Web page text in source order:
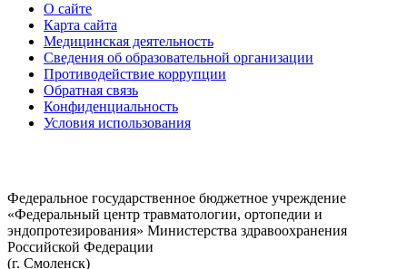
О сайте
Карта сайта
Медицинская деятельность
Сведения об образовательной организации
Противодействие коррупции
Обратная связь
Конфиденциальность
Условия использования
Федеральное государственное бюджетное учреждение
«Федеральный центр травматологии, ортопедии и
эндопротезирования» Министерства здравоохранения
Российской Федерации
(г. Смоленск)